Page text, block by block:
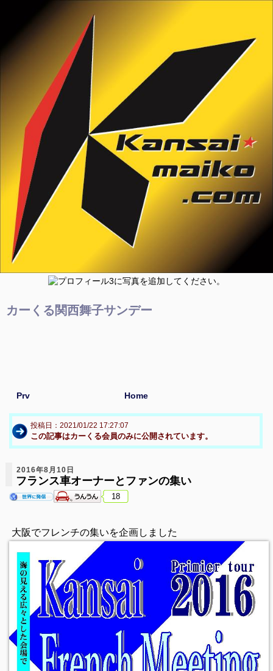
カーくる関西舞子サンデー
Prv Home
投稿日：2021/01/22 17:27:07
この記事はカーくる会員のみに公開されています。
2016年8月10日
フランス車オーナーとファンの集い
18
大阪でフレンチの集いを企画しました